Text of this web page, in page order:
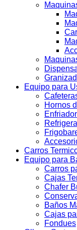
Equipo para
Hornos
Carros
Equipo para
Carros
Cajas
Chafer
Baños
Cajas
Fondues